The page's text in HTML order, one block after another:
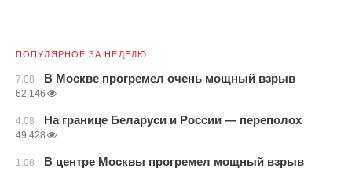
ПОПУЛЯРНОЕ ЗА НЕДЕЛЮ
7.08 В Москве прогремел очень мощный взрыв
62,146
4.08 На границе Беларуси и России — переполох
49,428
1.08 В центре Москвы прогремел мощный взрыв